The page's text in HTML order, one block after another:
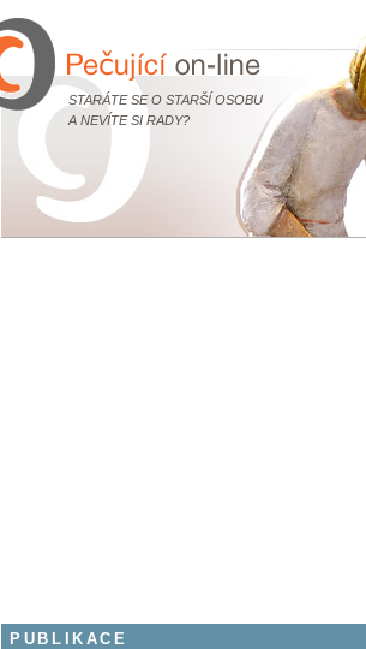
STARÁTE SE O STARŠÍ OSOBU
A NEVÍTE SI RADY?
PUBLIKACE